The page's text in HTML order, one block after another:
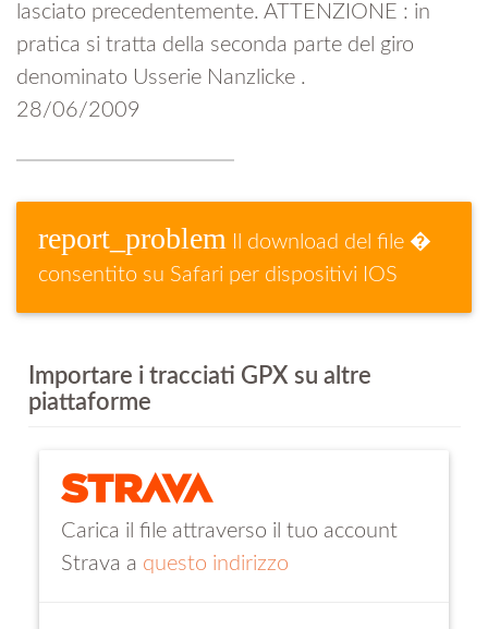
lasciato precedentemente. ATTENZIONE : in
pratica si tratta della seconda parte del giro
denominato Usserie Nanzlicke .
28/06/2009
report_problem Il download del file �
consentito su Safari per dispositivi IOS
Importare i tracciati GPX su altre
piattaforme
Carica il file attraverso il tuo account
Strava a questo indirizzo